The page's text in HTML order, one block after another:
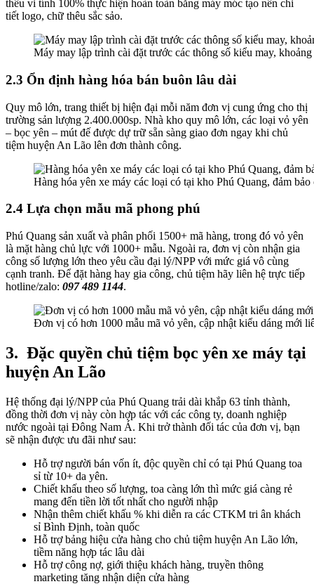
thêu vi tính 100% thực hiện hoàn toàn bằng máy móc tạo nên chi
tiết logo, chữ thêu sắc sảo.
Máy may lập trình cài đặt trước các thông số kiểu may,
2.3 Ổn định hàng hóa bán buôn lâu dài
Quy mô lớn, trang thiết bị hiện đại mỗi năm đơn vị cung ứng cho thị
trường sản lượng 2.400.000sp. Nhà kho quy mô lớn, các loại vỏ yên
– bọc yên – mút đế được dự trữ sẵn sàng giao đơn ngay khi chủ
tiệm huyện An Lão lên đơn thành công.
Hàng hóa yên xe máy các loại có tại kho Phú Quang, đảm
2.4 Lựa chọn mẫu mã phong phú
Phú Quang sản xuất và phân phối 1500+ mã hàng, trong đó vỏ yên
là mặt hàng chủ lực với 1000+ mẫu. Ngoài ra, đơn vị còn nhận gia
công số lượng lớn theo yêu cầu đại lý/NPP với mức giá vô cùng
cạnh tranh. Để đặt hàng hay gia công, chủ tiệm hãy liên hệ trực tiếp
hotline/zalo: 097 489 1144.
Đơn vị có hơn 1000 mẫu mã vỏ yên, cập nhật kiểu dáng mới
3. Đặc quyền chủ tiệm bọc yên xe máy tại
huyện An Lão
Hệ thống đại lý/NPP của Phú Quang trải dài khắp 63 tỉnh thành,
đồng thời đơn vị này còn hợp tác với các công ty, doanh nghiệp
nước ngoài tại Đông Nam Á. Khi trở thành đối tác của đơn vị, bạn
sẽ nhận được ưu đãi như sau:
Hỗ trợ người bán vốn ít, độc quyền chỉ có tại Phú Quang toa
sỉ từ 10+ da yên.
Chiết khấu theo số lượng, toa càng lớn thì mức giá càng rẻ
mang đến tiền lời tốt nhất cho người nhập
Nhận thêm chiết khấu % khi diễn ra các CTKM tri ân khách
sỉ Bình Định, toàn quốc
Hỗ trợ bảng hiệu cửa hàng cho chủ tiệm huyện An Lão lớn,
tiềm năng hợp tác lâu dài
Hỗ trợ công nợ, giới thiệu khách hàng, truyền thông
marketing tăng nhận diện cửa hàng